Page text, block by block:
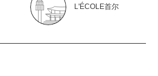
L'ÉCOLE首尔